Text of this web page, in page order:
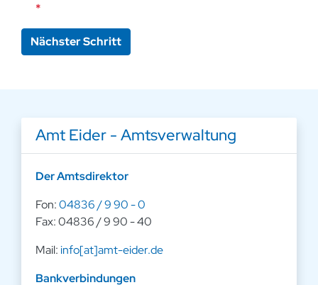
*
Nächster Schritt
Amt Eider - Amtsverwaltung
Der Amtsdirektor
Fon:04836 / 9 90 - 0
Fax: 04836 / 9 90 - 40
Mail:info[at]amt-eider.de
Bankverbindungen